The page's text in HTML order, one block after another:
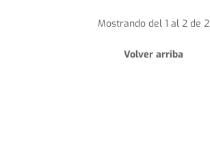
Mostrando del 1 al 2 de 2
Volver arriba